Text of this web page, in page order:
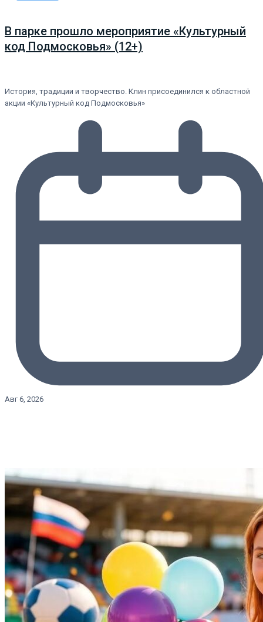
В парке прошло мероприятие «Культурный
код Подмосковья» (12+)
История, традиции и творчество. Клин присоединился к областной
акции «Культурный код Подмосковья»
Авг 6, 2026